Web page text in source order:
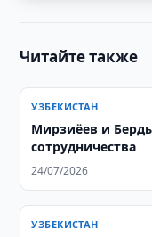
Читайте также
УЗБЕКИСТАН
Мирзиёев и
сотрудничества
24/07/2026
УЗБЕКИСТАН